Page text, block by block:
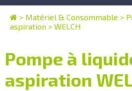
> Matériel & Consommable >
aspiration > WELCH
Pompe à
aspiration